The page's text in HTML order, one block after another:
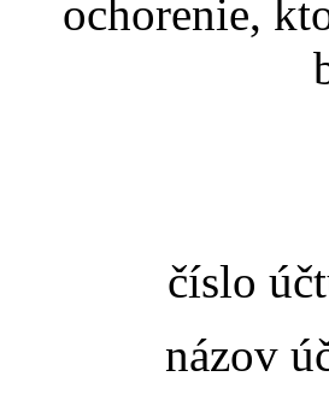
ochorenie,
číslo
názov